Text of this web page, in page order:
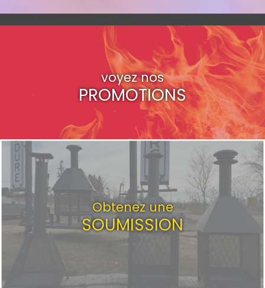
voyez nos
PROMOTIONS
Obtenez une
SOUMISSION